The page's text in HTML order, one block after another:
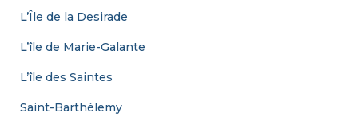
L’Île de la Desirade
L’île de Marie-Galante
L’île des Saintes
Saint-Barthélemy